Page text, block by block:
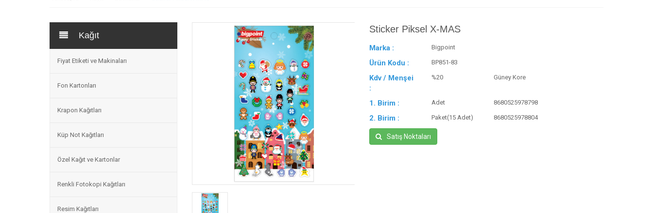
Kağıt
Fiyat Etiketi ve Makinaları
Fon Kartonları
Krapon Kağıtları
Küp Not Kağıtları
Özel Kağıt ve Kartonlar
Renkli Fotokopi Kağıtları
Resim Kağıtları
Sticker Piksel X-MAS
Marka : Bigpoint
Ürün Kodu : BP851-83
Kdv / Menşei
:
%20 Güney Kore
1. Birim : Adet 8680525978798
2. Birim : Paket(15 Adet) 8680525978804
Satış Noktaları